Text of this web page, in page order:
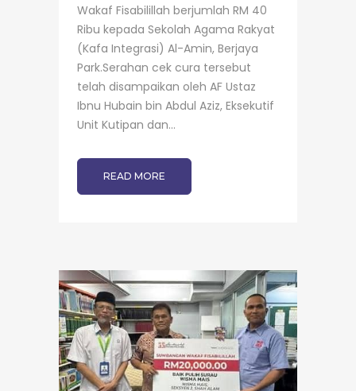
Wakaf Fisabilillah berjumlah RM 40
Ribu kepada Sekolah Agama Rakyat
(Kafa Integrasi) Al-Amin, Berjaya
Park.Serahan cek cura tersebut
telah disampaikan oleh AF Ustaz
Ibnu Hubain bin Abdul Aziz, Eksekutif
Unit Kutipan dan...
READ MORE